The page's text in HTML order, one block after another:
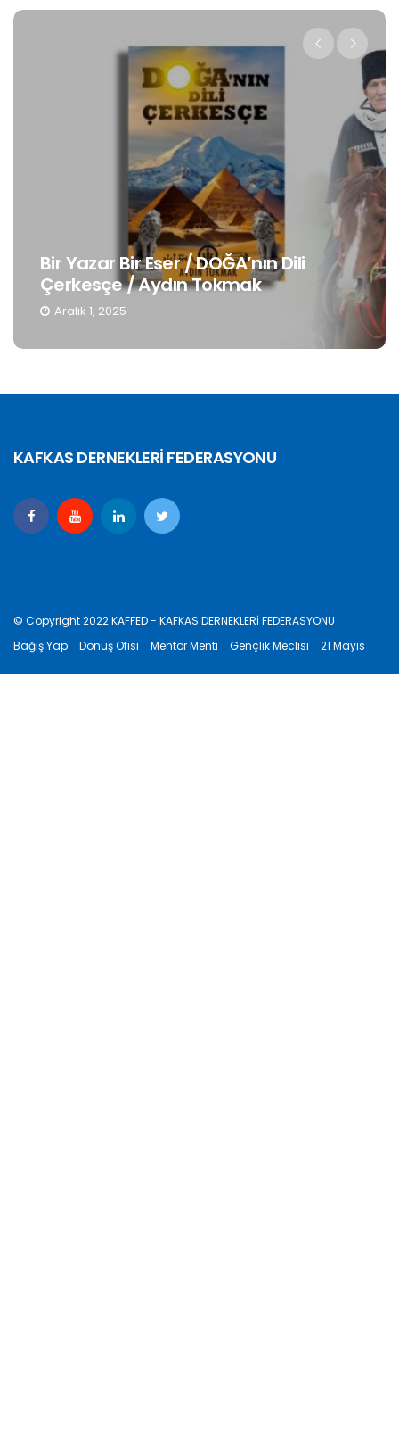
Bir Yazar Bir Eser / DOĞA’nın Dili
Çerkesçe / Aydın Tokmak
Aralık 1, 2025
KAFKAS DERNEKLERİ FEDERASYONU
© Copyright 2022 KAFFED - KAFKAS DERNEKLERİ FEDERASYONU
Bağış Yap
Dönüş Ofisi Mentor Menti Gençlik Meclisi 21 Mayıs